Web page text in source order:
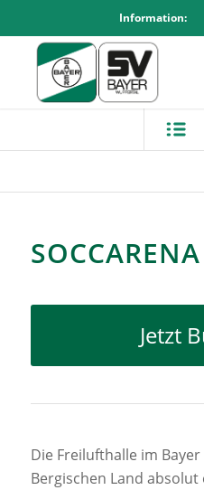
Information:
SOCCARENA
Jetzt
Die Freilufthalle im
Bergischen Land